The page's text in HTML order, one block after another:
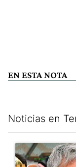
EN ESTA NOTA
Noticias en
Un artículo de